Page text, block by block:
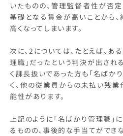
いたものの、管理監督者性が否
基礎となる賃金が高いことから
高くなってしまいます。
次に、2については、たとえば、あ
理職」だったという判決が出され
く課長扱いであった方も「名ばか
く、他の従業員からの未払い残
能性があります。
上記のように「名ばかり管理職」
るものの、事後的な手当てができ